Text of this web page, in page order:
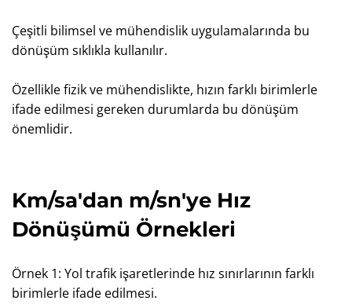
Çeşitli bilimsel ve mühendislik uygulamalarında bu
dönüşüm sıklıkla kullanılır.
Özellikle fizik ve mühendislikte, hızın farklı birimlerle
ifade edilmesi gereken durumlarda bu dönüşüm
önemlidir.
Km/sa'dan m/sn'ye Hız
Dönüşümü Örnekleri
Örnek 1: Yol trafik işaretlerinde hız sınırlarının farklı
birimlerle ifade edilmesi.